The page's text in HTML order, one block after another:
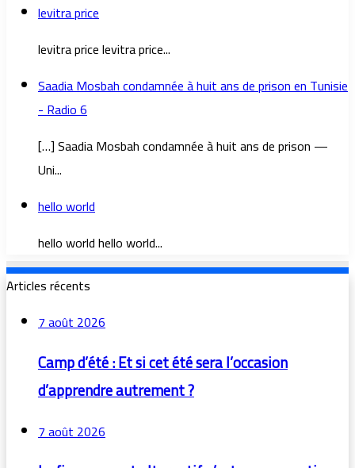
levitra price
levitra price levitra price...
Saadia Mosbah condamnée à huit ans de prison en Tunisie
- Radio 6
[…] Saadia Mosbah condamnée à huit ans de prison —
Uni...
hello world
hello world hello world...
Articles récents
7 août 2026
Camp d’été : Et si cet été sera l’occasion
d’apprendre autrement ?
7 août 2026